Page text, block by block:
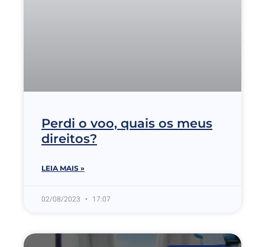
Perdi o voo, quais os meus
direitos?
LEIA MAIS »
02/08/2023 17:07